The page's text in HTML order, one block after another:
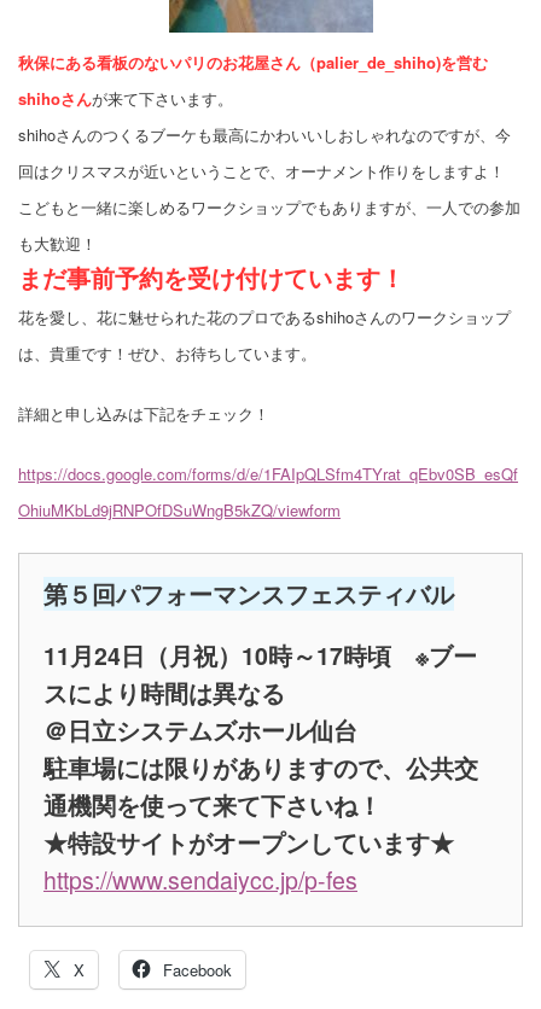
秋保にある看板のないパリのお花屋さん（palier_de_shiho)を営む
shihoさんが来て下さいます。
shihoさんのつくるブーケも最高にかわいいしおしゃれなのですが、今
回はクリスマスが近いということで、オーナメント作りをしますよ！
こどもと一緒に楽しめるワークショップでもありますが、一人での参加
も大歓迎！
まだ事前予約を受け付けています！
花を愛し、花に魅せられた花のプロであるshihoさんのワークショップ
は、貴重です！ぜひ、お待ちしています。
詳細と申し込みは下記をチェック！
https://docs.google.com/forms/d/e/1FAIpQLSfm4TYrat_qEbv0SB_esQf
OhiuMKbLd9jRNPOfDSuWngB5kZQ/viewform
第５回パフォーマンスフェスティバル
11月24日（月祝）10時～17時頃 ※ブー
スにより時間は異なる
＠日立システムズホール仙台
駐車場には限りがありますので、公共交
通機関を使って来て下さいね！
★特設サイトがオープンしています★
https://www.sendaiycc.jp/p-fes
X Facebook